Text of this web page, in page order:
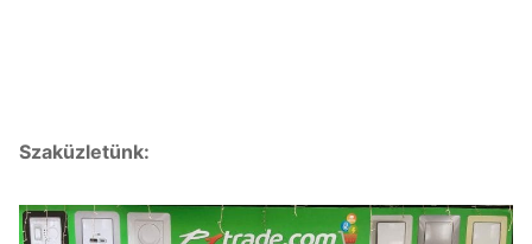
Szaküzletünk: